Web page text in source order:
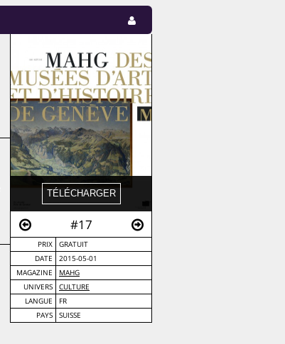
#17
PRIX
GRATUIT
DATE
2015-05-01
MAGAZINE
MAHG
UNIVERS
CULTURE
LANGUE
FR
PAYS
SUISSE